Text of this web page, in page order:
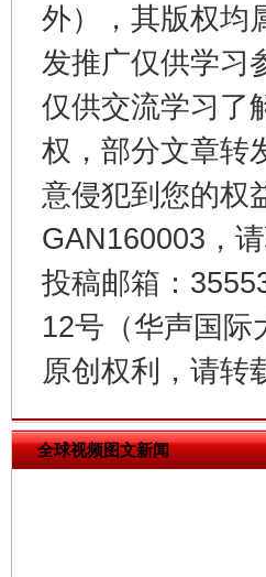
外），其版权均
发推广仅供学习
仅供交流学习了
权，部分文章转
意侵犯到您的权
GAN160003，
投稿邮箱：
12号（华声国际
原创权利，请转
全球视频图文新闻
在谋一域中谋全局